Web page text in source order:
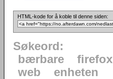
HTML-kode for å koble til denne siden:
Søkeord:
bærbare
firefox
web
enheten